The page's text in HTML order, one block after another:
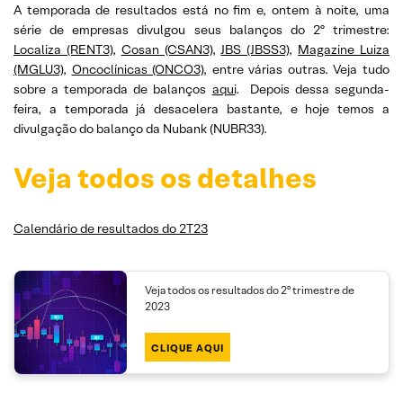
A temporada de resultados está no fim e, ontem à noite, uma
série de empresas divulgou seus balanços do 2º trimestre:
Localiza (RENT3), Cosan (CSAN3),JBS (JBSS3), Magazine Luiza
(MGLU3), Oncoclínicas (ONCO3), entre várias outras. Veja tudo
sobre a temporada de balanços aqui. Depois dessa segunda-
feira, a temporada já desacelera bastante, e hoje temos a
divulgação do balanço da Nubank (NUBR33).
Veja todos os detalhes
Calendário de resultados do 2T23
Veja todos os resultados do 2º trimestre de
2023
CLIQUE AQUI